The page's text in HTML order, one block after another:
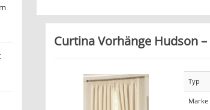
Curtina Vorhänge Hudson
Typ
Marke